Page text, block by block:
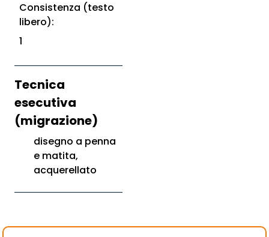
Consistenza (testo
libero):
1
Tecnica
esecutiva
(migrazione)
disegno a penna
e matita,
acquerellato